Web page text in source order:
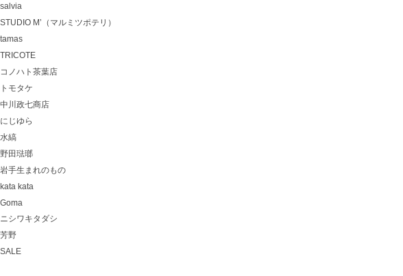
salvia
STUDIO M’（マルミツポテリ）
tamas
TRICOTE
コノハト茶葉店
トモタケ
中川政七商店
にじゆら
水縞
野田琺瑯
岩手生まれのもの
kata kata
Goma
ニシワキタダシ
芳野
SALE